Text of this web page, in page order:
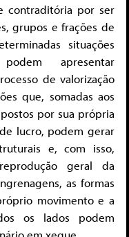
contraditória por ser
grupos e frações de
situações
apresentar
de valorização
que, somadas aos
por sua própria
lucro, podem gerar
e, com isso,
geral da
as formas
movimento e a
os lados podem